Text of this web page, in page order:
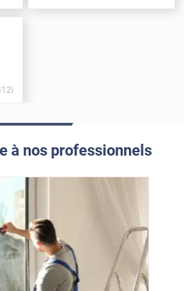
à nos professionnels